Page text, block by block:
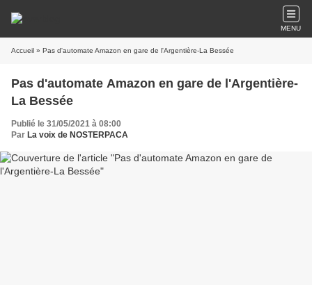
MENU
Accueil » Pas d'automate Amazon en gare de l'Argentière-La Bessée
Pas d'automate Amazon en gare de l'Argentière-
La Bessée
Publié le 31/05/2021 à 08:00
Par La voix de NOSTERPACA